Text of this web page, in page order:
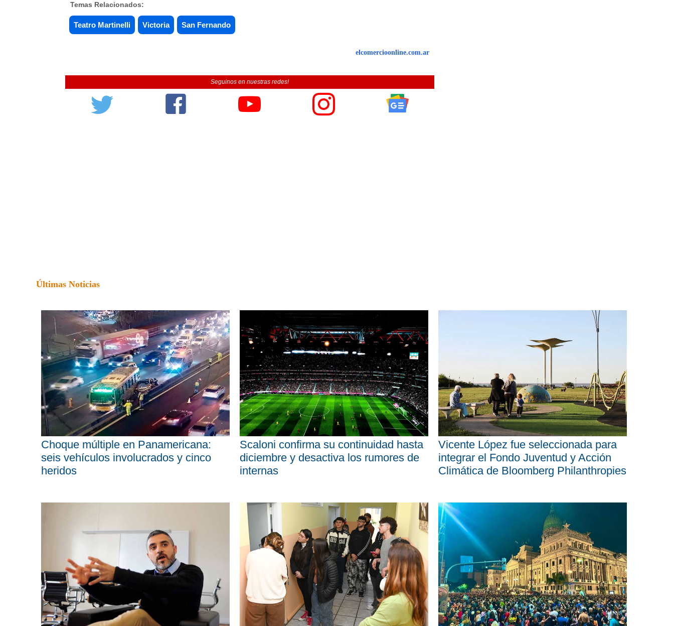
Temas Relacionados:
Teatro Martinelli Victoria San Fernando
elcomercioonline.com.ar
Seguinos en nuestras redes!
Últimas Noticias
Choque múltiple en Panamericana:
seis vehículos involucrados y cinco
heridos
Scaloni confirma su continuidad hasta
diciembre y desactiva los rumores de
internas
Vicente López fue seleccionada para
integrar el Fondo Juventud y Acción
Climática de Bloomberg Philanthropies